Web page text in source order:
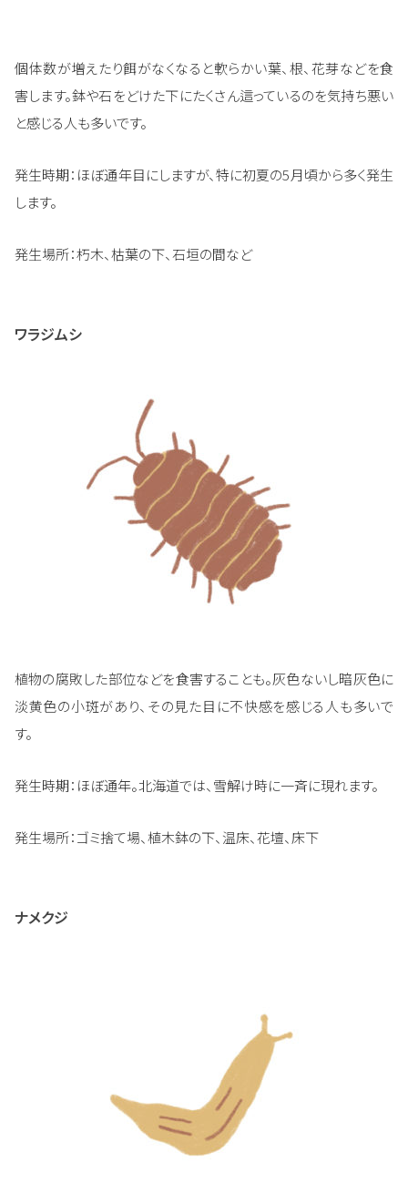
個体数が増えたり餌がなくなると軟らかい葉、根、花芽などを食
害します。鉢や石をどけた下にたくさん這っているのを気持ち悪い
と感じる人も多いです。
発生時期：ほぼ通年目にしますが、特に初夏の5月頃から多く発生
します。
発生場所：朽木、枯葉の下、石垣の間など
ワラジムシ
植物の腐敗した部位などを食害することも。灰色ないし暗灰色に
淡黄色の小斑があり、その見た目に不快感を感じる人も多いで
す。
発生時期：ほぼ通年。北海道では、雪解け時に一斉に現れます。
発生場所：ゴミ捨て場、植木鉢の下、温床、花壇、床下
ナメクジ